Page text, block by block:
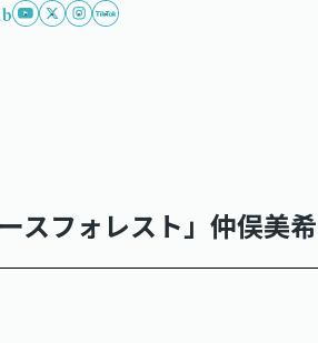
スフォレスト」仲俣美希